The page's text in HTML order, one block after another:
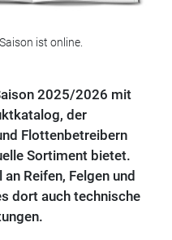
ist online.
2025/2026 mit
der
Flottenbetreibern
Sortiment bietet.
Reifen, Felgen und
dort auch technische